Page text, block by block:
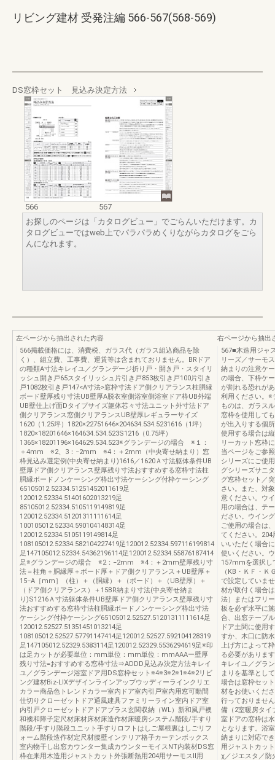
リビング建材 受発注編 566-567(568-569)
DS窓枠セット 見込み決定方法
566
567
お探しのページは「カタログビュー」でごらんいただけます。カ
タログビューではweb上でパラパラめくりながらカタログをごら
んになれます。
左ページから抽出された内容
566掲載価格には、消費税、ガラス代（ガラス組込商品を除
く）、組立費、工事費、運賃等は含まれておりません。BRドア
の種類A寸法キレイユ／グランデージ折り戸・開き戸・スタイリ
ッシュ開き戸65スタイリッシュ片引き戸853枚引き戸100片引き
戸1082枚引き戸147<A寸法>窓枠寸法ドア側クリアランス柱胴縁
ボード壁厚残り寸法UB壁厚A脱衣室側浴室側浴室ドア枠UB外端
UB壁仕上げ面Dタイプサイズ躯体芯々寸法ユニット外寸法ドア
側クリアランス窓側クリアランスUB壁厚レギュラーサイズ
1620（1.25坪）1820×22751646×204634.534.5231616（1坪）
1820×18201646×164634.534.523S1216（0.75坪）
1365×18201196×164629.534.523※グランデージの場合 ※１：
＋4mm ※2、3：−2mm ※4：＋2mm（中央寄せ納まり）窓
枠見込み選定例(中央寄せ納まり)1616／1620Ａ寸法躯体条件UB
壁厚ドア側クリアランス壁厚残り寸法おすすめする窓枠寸法柱
胴縁ボードノンケーシング枠出寸法ケーシング付枠ケーシング
65105012.52334.51251452011619足
120012.52334.51401602013219足
85105012.52334.5105119149819足
120012.52334.51201311111614足
100105012.52334.590104148314足
120012.52334.5105119149814足
108105012.52334.582104227419足120012.52334.597116199814
足147105012.52334.54362196114足120012.52334.55876187414
足※グランデージの場合 ※2：−2mm ※4：＋2mm壁厚残り寸
法＝柱角＋胴縁厚＋ボード厚＋ドア側クリアランス＋UB壁厚＋
15−A［mm］（柱）＋（胴縁）＋（ボード）＋（UB壁厚）＋
（ドア側クリアランス）＋15BR納まり寸法(中央寄せ納ま
り)S1216Ａ寸法躯体条件UB壁厚ドア側クリアランス壁厚残り寸
法おすすめする窓枠寸法柱胴縁ボードノンケーシング枠出寸法
ケーシング付枠ケーシング65105012.52527.51201311111614足
120012.52527.51351451013214足
108105012.52527.57791147414足120012.52527.592104128319
足147105012.52329.538̶̶3114足120012.52329.5536294619足※印
は足カットが必要単位：mm単位：mm単位：mmAAAー壁厚
残り寸法=おすすめする窓枠寸法⇒ADDD見込み決定方法キレイ
ユ／グランデージ浴室ドア用DS窓枠セット※4※3※2※1※4※2リビ
ング建材Biz-LIXデザインラインアップウッディーラインクリエ
カラー商品色トレンドカラー室内ドア室内引戸室内用窓可動間
仕切りクローゼットドア通風建具ファミリーライン室内ドア室
内引戸クローゼットドアドアプラス玄関収納（WL）新和風戸襖
和襖和障子定尺材床材床材床造作材床暖房システム階段/手すり
階段/手すり階段ユニット手すりロフトはしご屋根裏はしごリフ
ォーム階段造作材定尺材腰壁インテリア格子カーテンボックス
室内物干し出窓カウンター集成カウンターモイスNT内装材DS窓
枠在来用木造用ジャストカット外張断熱用204用サーモスⅡ用
右ページから抽出
567■木造用ジ
リーズ／サーモ
納まりの注意ケ
の場合、下枠ケ
が割れる恐れが
利用ください。※
ものは、ガラス
窓枠を使用して
が出入りする個
使用する場合は
リーカット窓枠
当ページをご参
シリーズにご使
グシリーズサニ
グ窓枠セット／
さい。また、対
意ください。ウ
用の場合は、テ
ださい。ウイン
ご使用の場合は
てください。
いいただく場合
使いください。
157mmを選択し
（KB・ＫＦ・
で設定していま
材が取付く場合
法）またはフリ
板を必ず水平に
合、出窓テーブ
ドア土間に使用
すか、木口に防
上げ方によって
る必要があり
キレイユ／グラ
まりを基準とし
場合は窓枠セッ
材をお使いくだ
行っておりませ
備（2室暖房タイ
室ドアの窓枠は
となります。浴
納まりに対応で
用ジャストカ
χ／ジエスタ／防